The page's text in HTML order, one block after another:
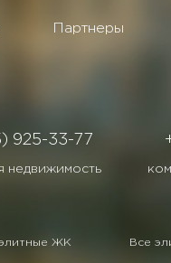
Партнеры
925-33-77
недвижимость
ЖК Все